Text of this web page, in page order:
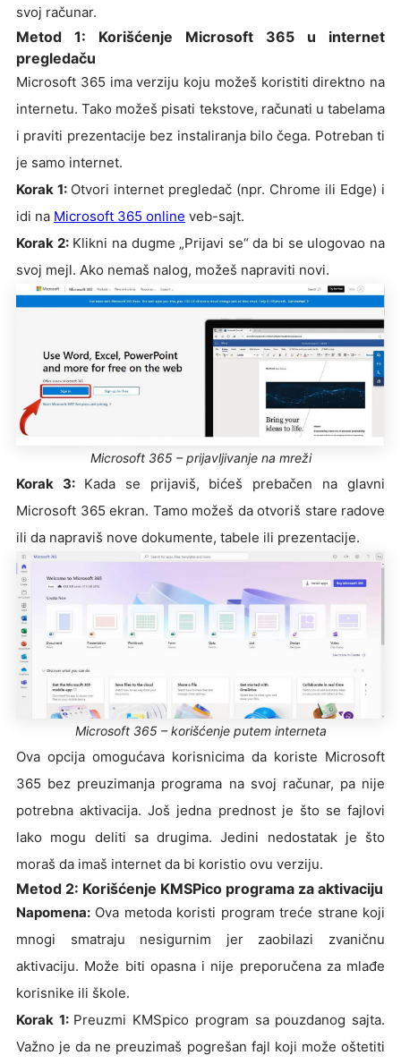
svoj računar.
Metod 1: Korišćenje Microsoft 365 u internet
pregledaču
Microsoft 365 ima verziju koju možeš koristiti direktno na
internetu. Tako možeš pisati tekstove, računati u tabelama
i praviti prezentacije bez instaliranja bilo čega. Potreban ti
je samo internet.
Korak 1: Otvori internet pregledač (npr. Chrome ili Edge) i
idi na Microsoft 365 online veb-sajt.
Korak 2:Klikni na dugme „Prijavi se“ da bi se ulogovao na
svoj mejl. Ako nemaš nalog, možeš napraviti novi.
Microsoft 365 – prijavljivanje na mreži
Korak 3: Kada se prijaviš, bićeš prebačen na glavni
Microsoft 365 ekran. Tamo možeš da otvoriš stare radove
ili da napraviš nove dokumente, tabele ili prezentacije.
Microsoft 365 – korišćenje putem interneta
Ova opcija omogućava korisnicima da koriste Microsoft
365 bez preuzimanja programa na svoj računar, pa nije
potrebna aktivacija. Još jedna prednost je što se fajlovi
lako mogu deliti sa drugima. Jedini nedostatak je što
moraš da imaš internet da bi koristio ovu verziju.
Metod 2: Korišćenje KMSPico programa za aktivaciju
Napomena: Ova metoda koristi program treće strane koji
mnogi smatraju nesigurnim jer zaobilazi zvaničnu
aktivaciju. Može biti opasna i nije preporučena za mlađe
korisnike ili škole.
Korak 1: Preuzmi KMSpico program sa pouzdanog sajta.
Važno je da ne preuzimaš pogrešan fajl koji može oštetiti